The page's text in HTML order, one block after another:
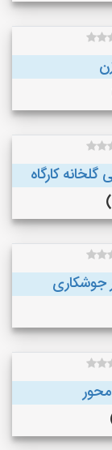
کارگاه
جوشکاری